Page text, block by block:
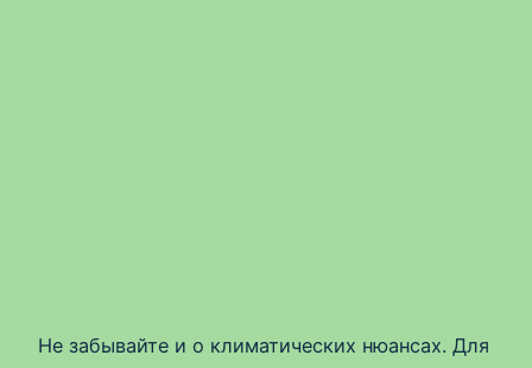
Не забывайте и о климатических нюансах. Для